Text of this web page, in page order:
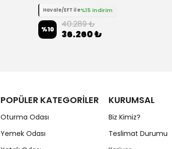
Havale/EFT ile%15 indirim
%10 40.289 ₺
36.260 ₺
POPÜLER KATEGORİLER
Oturma Odası
Yemek Odası
KURUMSAL
Biz Kimiz?
Teslimat Durumu